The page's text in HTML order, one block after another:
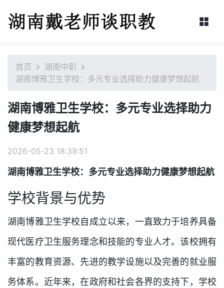
首页
湖南中职
湖南博雅卫生学校：多元专业选择助力健康梦想起航
湖南博雅卫生学校：多元专业选择助力
健康梦想起航
2026-05-23 18:39:51
湖南博雅卫生学校：多元专业选择助力健康梦想起航
学校背景与优势
湖南博雅卫生学校自成立以来，一直致力于培养具备
现代医疗卫生服务理念和技能的专业人才。该校拥有
丰富的教育资源、先进的教学设施以及完善的就业服
务体系。近年来，在政府和社会各界的支持下，学校